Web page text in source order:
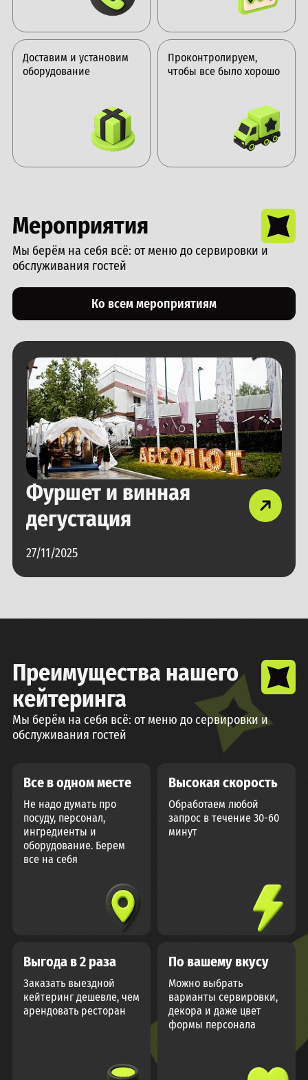
Доставим и установим
оборудование
Проконтролируем,
чтобы все было хорошо
Мероприятия
Мы берём на себя всё: от меню до сервировки и
обслуживания гостей
Ко всем мероприятиям
Фуршет и винная
дегустация
27/11/2025
Преимущества нашего
кейтеринга
Мы берём на себя всё: от меню до сервировки и
обслуживания гостей
Все в одном месте
Не надо думать про
посуду, персонал,
ингредиенты и
оборудование. Берем
все на себя
Высокая скорость
Обработаем любой
запрос в течение 30-60
минут
Выгода в 2 раза
Заказать выездной
кейтеринг дешевле, чем
арендовать ресторан
По вашему вкусу
Можно выбрать
варианты сервировки,
декора и даже цвет
формы персонала